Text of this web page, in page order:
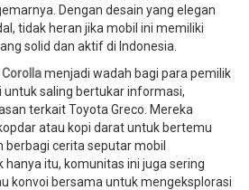
Dengan desain yang elegan
tidak heran jika mobil ini memiliki
solid dan aktif di Indonesia.
menjadi wadah bagi para pemilik
saling bertukar informasi,
terkait Toyota Greco. Mereka
atau kopi darat untuk bertemu
berbagi cerita seputar mobil
hanya itu, komunitas ini juga sering
konvoi bersama untuk mengeksplorasi